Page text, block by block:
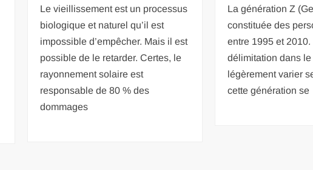
Le vieillissement est un processus
biologique et naturel qu’il est
impossible d’empêcher. Mais il est
possible de le retarder. Certes, le
rayonnement solaire est
responsable de 80 % des
dommages
La génération Z
constituée des
entre 1995 et
délimitation dans
légèrement varier
cette génération se